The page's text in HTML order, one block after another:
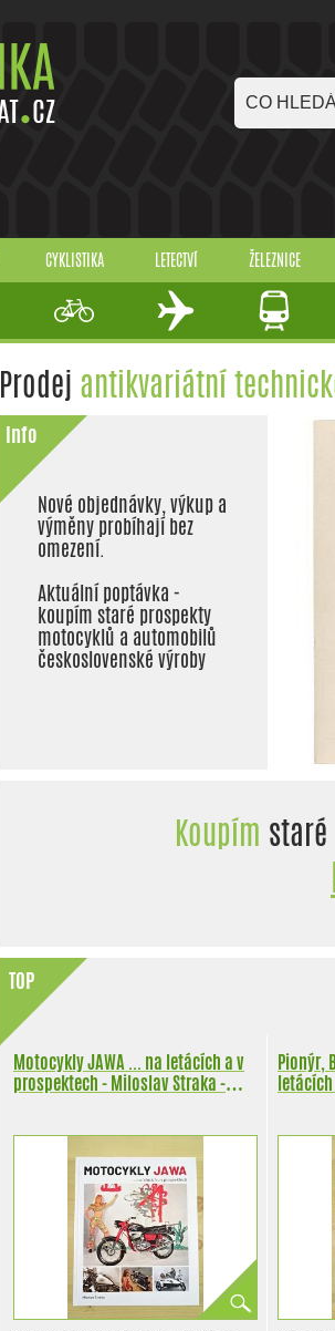
CYKLISTIKA LETECTVÍ ŽELEZNICE
Prodej antikvariátní
Info
Nové objednávky, výkup a
výměny probíhají bez
omezení.
Aktuální poptávka -
koupím staré prospekty
motocyklů a automobilů
československé výroby
Koupím
TOP
Motocykly JAWA ... na letácích a v
prospektech - Miloslav Straka -
Pionýr,